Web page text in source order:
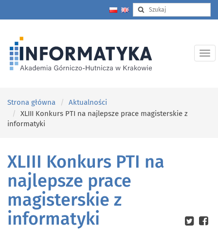
Strona główna
Aktualności
XLIII Konkurs PTI na najlepsze prace magisterskie z
informatyki
XLIII Konkurs PTI na
najlepsze prace
magisterskie z
informatyki